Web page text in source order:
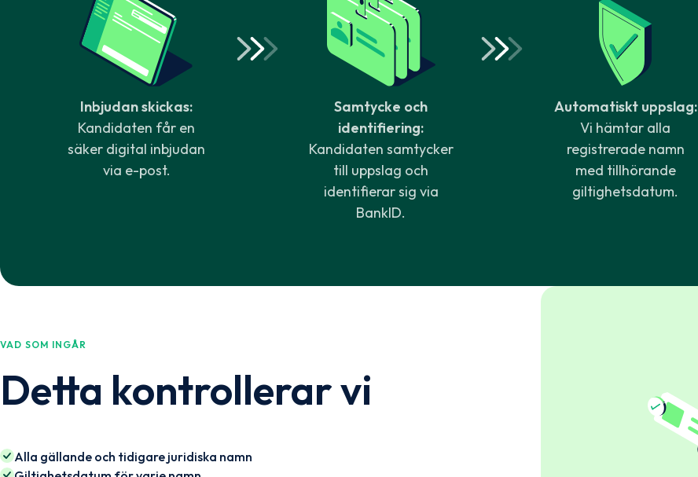
Inbjudan skickas:
Kandidaten får en
säker digital inbjudan
via e-post.
Samtycke och
identifiering:
Kandidaten samtycker
till uppslag och
identifierar sig via
BankID.
Automatiskt uppslag:
Vi hämtar alla
registrerade namn
med tillhörande
giltighetsdatum.
VAD SOM INGÅR
Detta kontrollerar vi
Alla gällande och tidigare juridiska namn